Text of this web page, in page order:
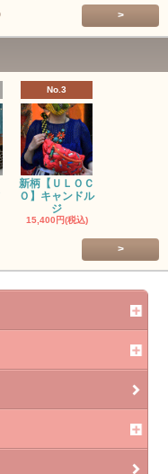
>
No.3
新柄【ＵＬＯＣ
Ｏ】キャンドル
ジ
15,400円(税込)
>